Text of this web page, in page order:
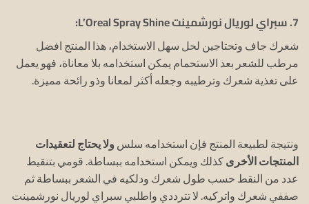
7. سبراي لوريال نورشمينت L’Oreal Spray Shine:
شعرك جاف وتحتاجين لحل سهل الاستخدام، هذا المنتج افضل
مرطب للشعر بعد الاستحمام يمكن استخدامه بلا معاناة، فهو يعمل
على تغذية شعرك وترطيبه وجعله أكثر لمعانا وذو رائحة مميزة.
ونتيجة لطبيعة المنتج فإن استخدامه سلس ولا يحتاج لتعقيدات
المنتجات الأخرى كذلك ويمكن استخدامه ببساطة. قومي بتنقيط
عدد من النقط حسب طول شعرك ودلكيه في الشعر ببساطة ثم
صففي شعرك واتركيه. لا تترددي واطلبي سبراي لوريال نورشمينت